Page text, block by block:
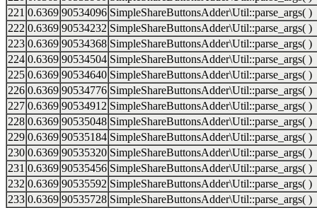
221 0.6369 90534096 SimpleShareButtonsAdder\Util::parse_args( )
222 0.6369 90534232 SimpleShareButtonsAdder\Util::parse_args( )
223 0.6369 90534368 SimpleShareButtonsAdder\Util::parse_args( )
224 0.6369 90534504 SimpleShareButtonsAdder\Util::parse_args( )
225 0.6369 90534640 SimpleShareButtonsAdder\Util::parse_args( )
226 0.6369 90534776 SimpleShareButtonsAdder\Util::parse_args( )
227 0.6369 90534912 SimpleShareButtonsAdder\Util::parse_args( )
228 0.6369 90535048 SimpleShareButtonsAdder\Util::parse_args( )
229 0.6369 90535184 SimpleShareButtonsAdder\Util::parse_args( )
230 0.6369 90535320 SimpleShareButtonsAdder\Util::parse_args( )
231 0.6369 90535456 SimpleShareButtonsAdder\Util::parse_args( )
232 0.6369 90535592 SimpleShareButtonsAdder\Util::parse_args( )
233 0.6369 90535728 SimpleShareButtonsAdder\Util::parse_args( )